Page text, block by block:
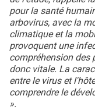
pour la santé
arbovirus, avec la
climatique et la
provoquent une
compréhension des
donc vitale. La
entre le virus et
comprendre le
».